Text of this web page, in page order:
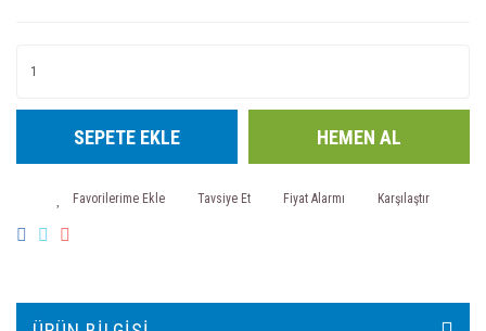
SEPETE EKLE HEMEN AL
Tavsiye Et Fiyat Alarmı Karşılaştır